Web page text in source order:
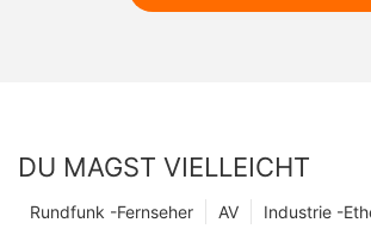
DU MAGST VIELLEICHT
Industrie -
AV
Rundfunk -Fernseher